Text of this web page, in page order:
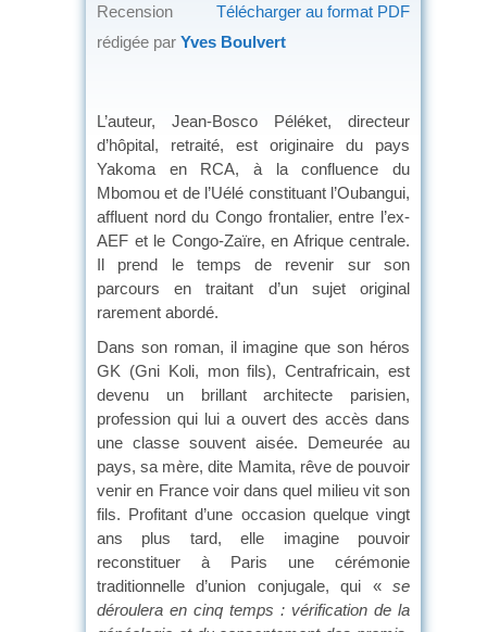
Télécharger au format PDF
Recension
rédigée par Yves Boulvert
L’auteur, Jean-Bosco Péléket, directeur
d’hôpital, retraité, est originaire du pays
Yakoma en RCA, à la confluence du
Mbomou et de l’Uélé constituant l’Oubangui,
affluent nord du Congo frontalier, entre l’ex-
AEF et le Congo-Zaïre, en Afrique centrale.
Il prend le temps de revenir sur son
parcours en traitant d’un sujet original
rarement abordé.
Dans son roman, il imagine que son héros
GK (Gni Koli, mon fils), Centrafricain, est
devenu un brillant architecte parisien,
profession qui lui a ouvert des accès dans
une classe souvent aisée. Demeurée au
pays, sa mère, dite Mamita, rêve de pouvoir
venir en France voir dans quel milieu vit son
fils. Profitant d’une occasion quelque vingt
ans plus tard, elle imagine pouvoir
reconstituer à Paris une cérémonie
traditionnelle d’union conjugale, qui « se
déroulera en cinq temps : vérification de la